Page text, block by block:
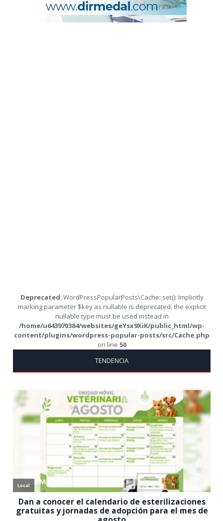
Deprecated: WordPressPopularPosts\Cache::set(): Implicitly
marking parameter $key as nullable is deprecated, the explicit
nullable type must be used instead in
/home/u643970384/websites/geYsx9XiK/public_html/wp-
content/plugins/wordpress-popular-posts/src/Cache.php
on line 50
TENDENCIA